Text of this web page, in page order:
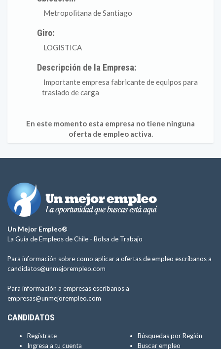
Metropolitana de Santiago
Giro:
LOGISTICA
Descripción de la Empresa:
Importante empresa fabricante de equipos para
traslado de carga
En este momento esta empresa no tiene ninguna
oferta de empleo activa.
Un Mejor Empleo®
La Guía de Empleos de Chile - Bolsa de Trabajo
Para información sobre como aplicar a ofertas de empleo escríbanos a
candidatos@unmejorempleo.com
Para información a empresas escríbanos a
empresas@unmejorempleo.com
CANDIDATOS
Regístrate
Ingresa a tu cuenta
Búsquedas por Región
Buscar empleo